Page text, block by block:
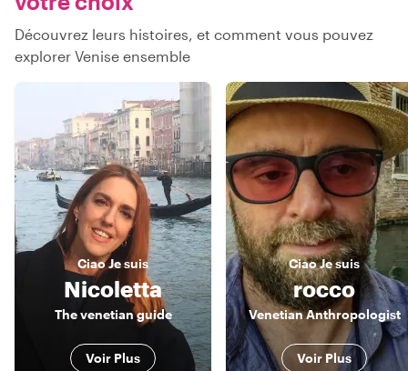
Découvrez leurs histoires, et comment vous pouvez
explorer Venise ensemble
CiaoJe suis
Nicoletta
The venetian guide
Voir Plus
CiaoJe suis
rocco
Venetian Anthropologist
Voir Plus